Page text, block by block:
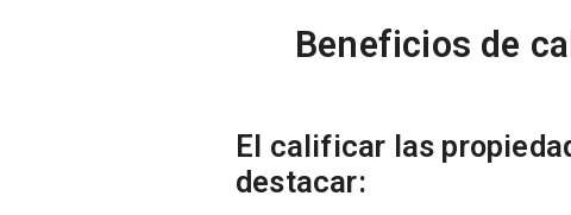
Beneficios de
El calificar las
destacar: